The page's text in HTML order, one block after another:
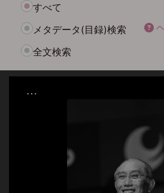
すべて
メタデータ(目録)検索
全文検索